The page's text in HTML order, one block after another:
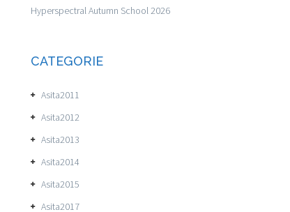
Hyperspectral Autumn School 2026
CATEGORIE
Asita2011
Asita2012
Asita2013
Asita2014
Asita2015
Asita2017